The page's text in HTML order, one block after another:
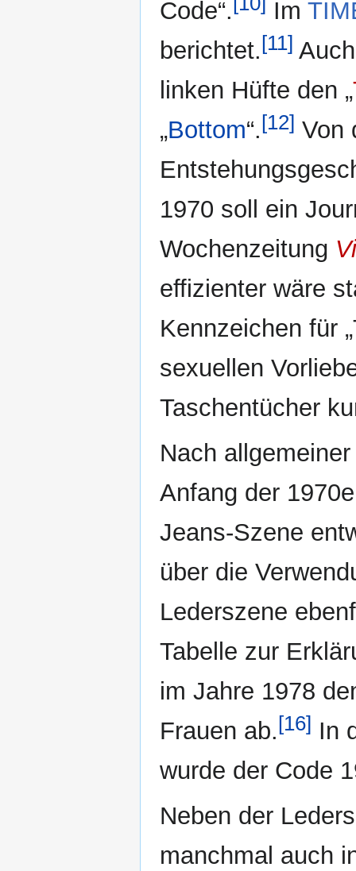
Code“. Im
berichtet.[11]
linken Hüfte den „
„Bottom“.[12] Von
1970 soll ein
Wochenzeitung
effizienter wäre
Kennzeichen für
sexuellen
Taschentücher
Nach
Anfang der
Jeans-Szene
über die
Lederszene
Tabelle zur
im Jahre 1978
Frauen ab.[16] In
wurde der Code
Neben der
manchmal auch